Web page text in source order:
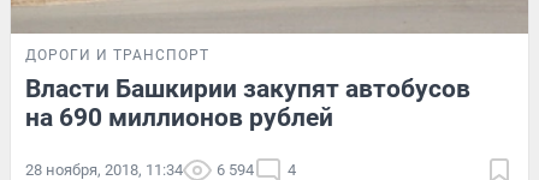
ДОРОГИ И ТРАНСПОРТ
Власти Башкирии закупят автобусов
на 690 миллионов рублей
28 ноября, 2018, 11:34 6 594 4